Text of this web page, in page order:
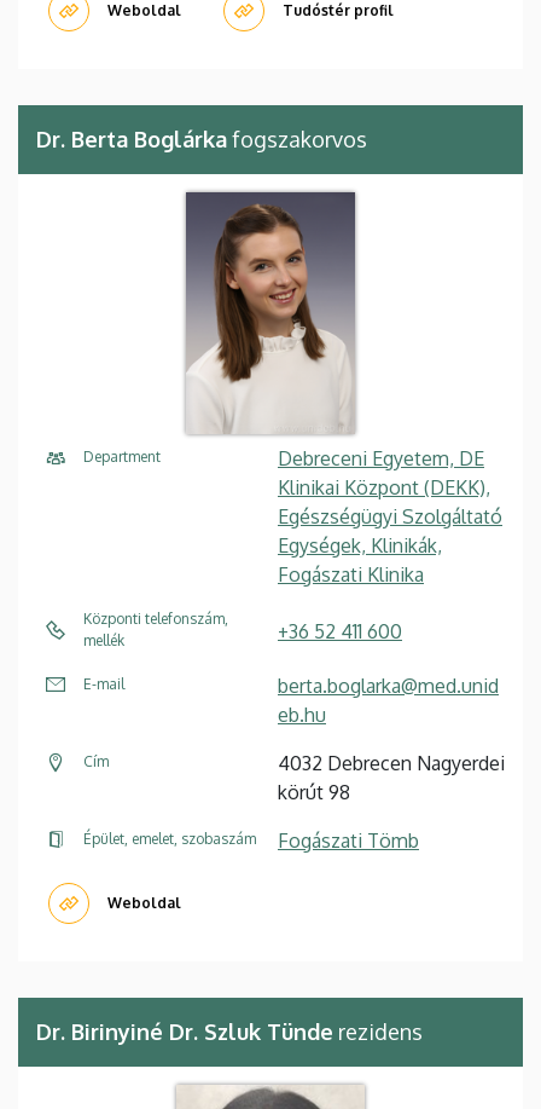
Weboldal Tudóstér profil
Dr. Berta Boglárkafogszakorvos
Department
Debreceni Egyetem, DE
Klinikai Központ (DEKK),
Egészségügyi Szolgáltató
Egységek, Klinikák,
Fogászati Klinika
Központi telefonszám,
mellék
+36 52 411 600
E-mail
berta.boglarka@med.unid
eb.hu
Cím
4032 Debrecen Nagyerdei
körút 98
Épület, emelet, szobaszám Fogászati Tömb
Weboldal
Dr. Birinyiné Dr. Szluk Tünde rezidens